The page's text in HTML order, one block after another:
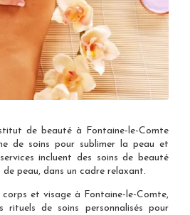
de beauté à Fontaine-le-Comte
de soins pour sublimer la peau et
incluent des soins de beauté
peau, dans un cadre relaxant.
corps et visage à Fontaine-le-Comte,
rituels de soins personnalisés pour